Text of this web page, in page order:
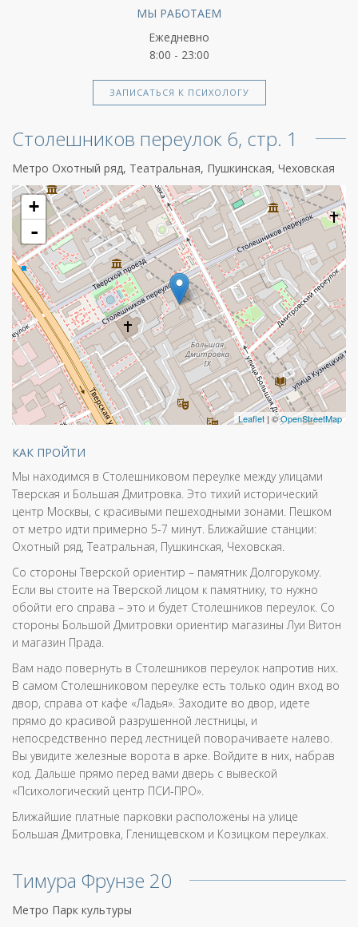
МЫ РАБОТАЕМ
Ежедневно
8:00 - 23:00
ЗАПИСАТЬСЯ К ПСИХОЛОГУ
Столешников переулок 6, стр. 1
Метро Охотный ряд, Театральная, Пушкинская, Чеховская
+
-
Leaflet | ©OpenStreetMap
КАК ПРОЙТИ
Мы находимся в Столешниковом переулке между улицами
Тверская и Большая Дмитровка. Это тихий исторический
центр Москвы, с красивыми пешеходными зонами. Пешком
от метро идти примерно 5-7 минут. Ближайшие станции:
Охотный ряд, Театральная, Пушкинская, Чеховская.
Со стороны Тверской ориентир – памятник Долгорукому.
Если вы стоите на Тверской лицом к памятнику, то нужно
обойти его справа – это и будет Столешников переулок. Со
стороны Большой Дмитровки ориентир магазины Луи Витон
и магазин Прада.
Вам надо повернуть в Столешников переулок напротив них.
В самом Столешниковом переулке есть только один вход во
двор, справа от кафе «Ладья». Заходите во двор, идете
прямо до красивой разрушенной лестницы, и
непосредственно перед лестницей поворачиваете налево.
Вы увидите железные ворота в арке. Войдите в них, набрав
код. Дальше прямо перед вами дверь с вывеской
«Психологический центр ПСИ-ПРО».
Ближайшие платные парковки расположены на улице
Большая Дмитровка, Гленищевском и Козицком переулках.
Тимура Фрунзе 20
Метро Парк культуры